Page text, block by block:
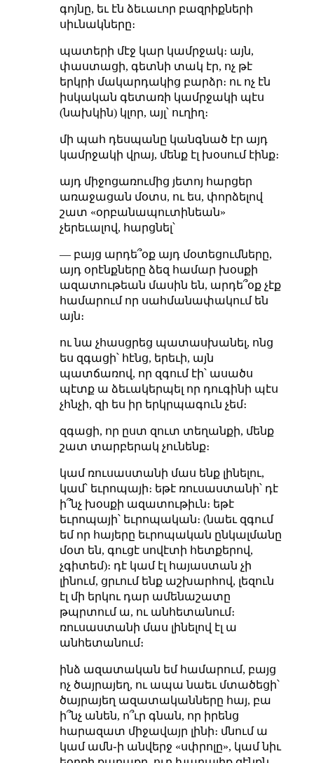
գոյնը, եւ էն ձեւաւոր բազրիքների
սիւնակները։
պատերի մէջ կար կամրջակ։ այն,
փաստացի, գետնի տակ էր, ոչ թէ
երկրի մակարդակից բարձր։ ու ոչ էն
իսկական գետառի կամրջակի պէս
(նախկին) կլոր, այլ՝ ուղիղ։
մի պահ դեսպանը կանգնած էր այդ
կամրջակի վրայ, մենք էլ խօսում էինք։
այդ միջոցառումից յետոյ հարցեր
առաջացան մօտս, ու ես, փորձելով
շատ «օրբանապուտինեան»
չերեւալով, հարցնել՝
— բայց արդե՞օք այդ մօտեցումները,
այդ օրէնքները ձեզ համար խօսքի
ազատութեան մասին են, արդե՞օք չէք
համարում որ սահմանափակում են
այն։
ու նա չհասցրեց պատասխանել, ոնց
ես զգացի՝ հէնց, երեւի, այն
պատճառով, որ զգում էի՝ ասածս
պէտք ա ձեւակերպել որ դուգինի պէս
չհնչի, զի ես իր երկրպագուն չեմ։
զգացի, որ ըստ զուտ տեղանքի, մենք
շատ տարբերակ չունենք։
կամ ռուսաստանի մաս ենք լինելու,
կամ՝ եւրոպայի։ եթէ ռուսաստանի՝ դէ
ի՞նչ խօսքի ազատութիւն։ եթէ
եւրոպայի՝ եւրոպական։ (նաեւ զգում
եմ որ հայերը եւրոպական ընկալմանը
մօտ են, գուցէ սովէտի հետքերով,
չգիտեմ)։ դէ կամ էլ հայաստան չի
լինում, ցրւում ենք աշխարհով, լեզուն
էլ մի երկու դար ամենաշատը
թպրտում ա, ու անհետանում։
ռուսաստանի մաս լինելով էլ ա
անհետանում։
ինձ ազատական եմ համարում, բայց
ոչ ծայրայեղ, ու ապա նաեւ մտածեցի՝
ծայրայեղ ազատականները հայ, բա
ի՞նչ անեն, ո՞ւր գնան, որ իրենց
հարազատ միջավայր լինի։ մնում ա
կամ ամն֊ի անվերջ «սփրոլը», կամ նիւ